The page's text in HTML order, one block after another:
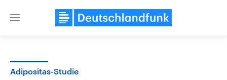
Close
Adipositas-Studie